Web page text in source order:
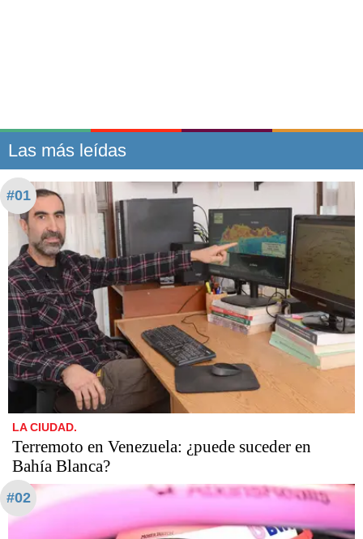
Las más leídas
#01
LA CIUDAD.
Terremoto en Venezuela: ¿puede suceder en
Bahía Blanca?
#02